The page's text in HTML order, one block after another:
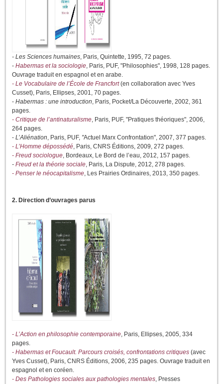
- Les Sciences humaines, Paris, Quintette, 1995, 72 pages.
- Habermas et la sociologie, Paris, PUF, "Philosophies", 1998, 128 pages.
Ouvrage traduit en espagnol et en arabe.
- Le Vocabulaire de l’École de Francfort(en collaboration avec Yves
Cusset), Paris, Ellipses, 2001, 70 pages.
- Habermas : une introduction, Paris, Pocket/La Découverte, 2002, 361
pages.
- Critique de l’antinaturalisme, Paris, PUF, "Pratiques théoriques", 2006,
264 pages.
- L’Aliénation, Paris, PUF, "Actuel Marx Confrontation", 2007, 377 pages.
- L’Homme dépossédé, Paris, CNRS Éditions, 2009, 272 pages.
- Freud sociologue, Bordeaux, Le Bord de l’eau, 2012, 157 pages.
- Freud et la théorie sociale, Paris, La Dispute, 2012, 278 pages.
- Penser le néocapitalisme, Les Prairies Ordinaires, 2013, 350 pages.
2. Direction d’ouvrages parus
- L’Action en philosophie contemporaine, Paris, Ellipses, 2005, 334
pages.
- Habermas et Foucault. Parcours croisés, confrontations critiques (avec
Yves Cusset), Paris, CNRS Éditions, 2006, 235 pages. Ouvrage traduit en
espagnol et en coréen.
- Des Pathologies sociales aux pathologies mentales, Presses